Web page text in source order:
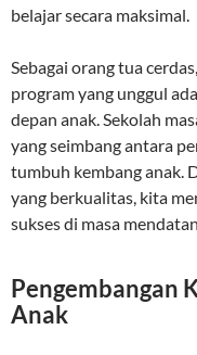
belajar secara maksimal.
Sebagai orang tua
program yang unggul
depan anak. Sekolah
yang seimbang antara
tumbuh kembang anak.
yang berkualitas, kita
sukses di masa
Pengembangan
Anak